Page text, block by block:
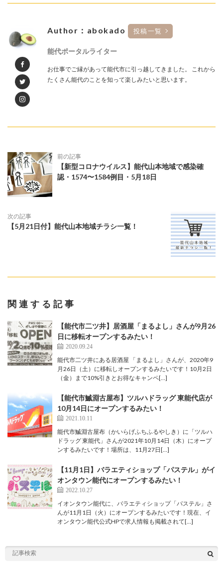
Author：abokado 投稿一覧
能代ポータルライター
お仕事でご縁があって能代市に引っ越してきました。 これから
たくさん能代のことを知って楽しみたいと思います。
前の記事
【新型コロナウイルス】能代山本地域で感染確
認・1574〜1584例目・5月18日
次の記事
【5月21日付】能代山本地域チラシ一覧！
関連する記事
【能代市二ツ井】居酒屋「まるよし」さんが9月26
日に移転オープンするみたい！
2020.09.24
能代市二ツ井にある居酒屋 「まるよし」さんが、2020年9
月26日（土）に移転しオープンするみたいです！10月2日
（金）まで10%引きとお得なキャンペ[…]
【能代市鰄淵古屋布】ツルハドラッグ 東能代店が
10月14日にオープンするみたい！
2021.10.11
能代市鰄淵古屋布（かいらげふちふるやしき）に「ツルハ
ドラッグ 東能代」さんが2021年10月14日（木）にオープ
ンするみたいです！場所は、11月27日[…]
【11月1日】バラエティショップ「パステル」がイ
オンタウン能代にオープンするみたい！
2022.10.27
イオンタウン能代に、バラエティショップ「パステル」さ
んが11月1日（火）にオープンするみたいです！現在、イ
オンタウン能代公式HPで求人情報も掲載されて[…]